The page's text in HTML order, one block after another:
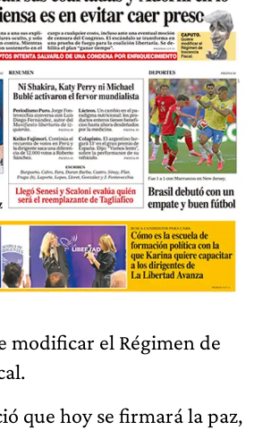
modificar el Régimen de
que hoy se firmará la paz,